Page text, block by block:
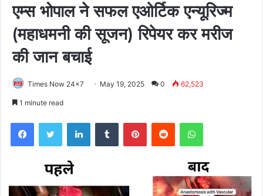
एम्स भोपाल ने सफल एओर्टिक एन्यूरिज्म
(महाधमनी की सूजन) रिपेयर कर मरीज
की जान बचाई
Times Now 24x7 May 19, 2025 0 62,523
1 minute read
FacebookTwitter LinkedInTumblr PinterestReddit WhatsApp